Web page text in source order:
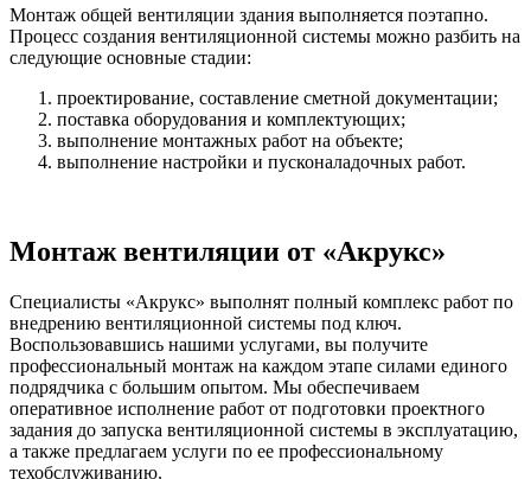
Монтаж общей вентиляции здания выполняется поэтапно.
Процесс создания вентиляционной системы можно разбить на
следующие основные стадии:
проектирование, составление сметной документации;
поставка оборудования и комплектующих;
выполнение монтажных работ на объекте;
выполнение настройки и пусконаладочных работ.
Монтаж вентиляции от «Акрукс»
Специалисты «Акрукс» выполнят полный комплекс работ по
внедрению вентиляционной системы под ключ.
Воспользовавшись нашими услугами, вы получите
профессиональный монтаж на каждом этапе силами единого
подрядчика с большим опытом. Мы обеспечиваем
оперативное исполнение работ от подготовки проектного
задания до запуска вентиляционной системы в эксплуатацию,
а также предлагаем услуги по ее профессиональному
техобслуживанию.